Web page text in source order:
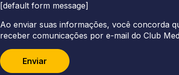
[default form message]
Ao enviar suas informações, você concorda
receber comunicações por e-mail do Club
Enviar